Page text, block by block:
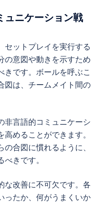
ュニケーション戦
セットプレイを実行する
の意図や動きを示すため
きです。ボールを呼ぶこ
図は、チームメイト間の
非言語的コミュニケーシ
めることができます。
合図に慣れるように、
きです。
な改善に不可欠です。各
ったか、何がうまくいか